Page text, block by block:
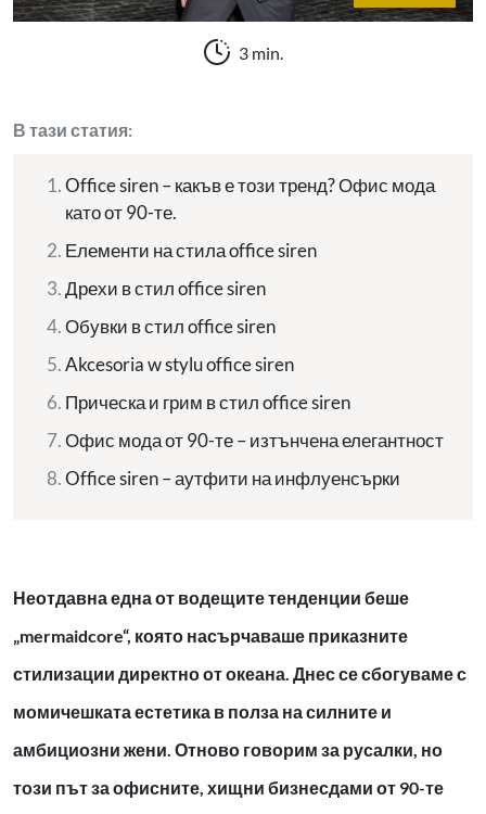
3 min.
В тази статия:
Office siren – какъв е този тренд? Офис мода
като от 90-те.
Елементи на стила office siren
Дрехи в стил office siren
Обувки в стил office siren
Akcesoria w stylu office siren
Прическа и грим в стил office siren
Офис мода от 90-те – изтънчена елегантност
Office siren – аутфити на инфлуенсърки
Неотдавна една от водещите тенденции беше
„mermaidcore“, която насърчаваше приказните
стилизации директно от океана. Днес се сбогуваме с
момичешката естетика в полза на силните и
амбициозни жени. Отново говорим за русалки, но
този път за офисните, хищни бизнесдами от 90-те